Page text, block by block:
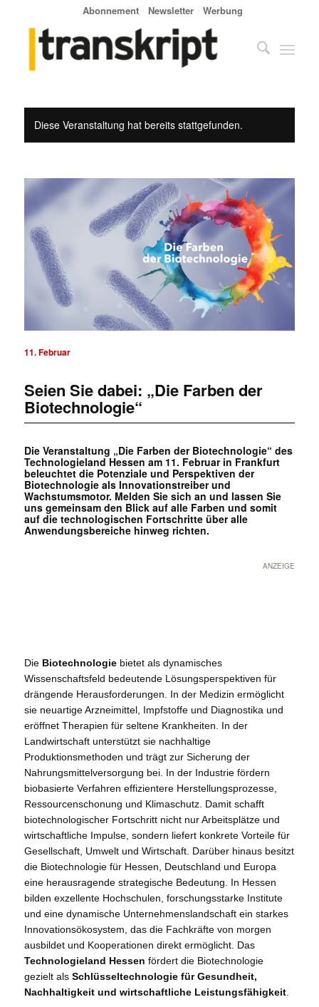
Abonnement Newsletter Werbung
Diese Veranstaltung hat bereits stattgefunden.
11. Februar
Seien Sie dabei: „Die Farben der
Biotechnologie“
Die Veranstaltung „Die Farben der Biotechnologie“ des
Technologieland Hessen am 11. Februar in Frankfurt
beleuchtet die Potenziale und Perspektiven der
Biotechnologie als Innovationstreiber und
Wachstumsmotor. Melden Sie sich an und lassen Sie
uns gemeinsam den Blick auf alle Farben und somit
auf die technologischen Fortschritte über alle
Anwendungsbereiche hinweg richten.
ANZEIGE
Die Biotechnologie bietet als dynamisches
Wissenschaftsfeld bedeutende Lösungsperspektiven für
drängende Herausforderungen. In der Medizin ermöglicht
sie neuartige Arzneimittel, Impfstoffe und Diagnostika und
eröffnet Therapien für seltene Krankheiten. In der
Landwirtschaft unterstützt sie nachhaltige
Produktionsmethoden und trägt zur Sicherung der
Nahrungsmittelversorgung bei. In der Industrie fördern
biobasierte Verfahren effizientere Herstellungsprozesse,
Ressourcenschonung und Klimaschutz. Damit schafft
biotechnologischer Fortschritt nicht nur Arbeitsplätze und
wirtschaftliche Impulse, sondern liefert konkrete Vorteile für
Gesellschaft, Umwelt und Wirtschaft. Darüber hinaus besitzt
die Biotechnologie für Hessen, Deutschland und Europa
eine herausragende strategische Bedeutung. In Hessen
bilden exzellente Hochschulen, forschungsstarke Institute
und eine dynamische Unternehmenslandschaft ein starkes
Innovationsökosystem, das die Fachkräfte von morgen
ausbildet und Kooperationen direkt ermöglicht. Das
Technologieland Hessen fördert die Biotechnologie
gezielt als Schlüsseltechnologie für Gesundheit,
Nachhaltigkeit und wirtschaftliche Leistungsfähigkeit.